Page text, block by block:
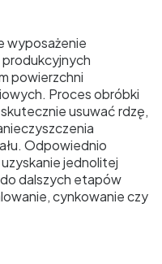
wyposażenie
produkcyjnych
powierzchni
Proces obróbki
usuwać rdzę,
Odpowiednio
jednolitej
dalszych etapów
cynkowanie czy